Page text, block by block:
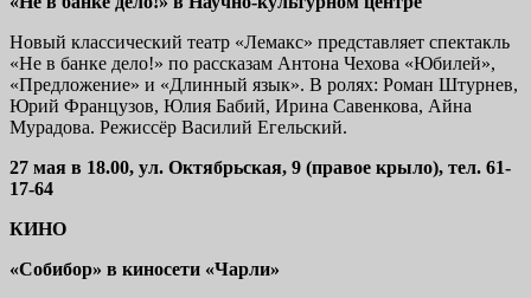
Новый классический театр «Лемакс» представляет спектакль
«Не в банке дело!» по рассказам Антона Чехова «Юбилей»,
«Предложение» и «Длинный язык». В ролях: Роман Штурнев,
Юрий Французов, Юлия Бабий, Ирина Савенкова, Айна
Мурадова. Режиссёр Василий Егельский.
27 мая в 18.00, ул. Октябрьская, 9 (правое крыло), тел. 61-
17-64
КИНО
«Собибор» в киносети «Чарли»